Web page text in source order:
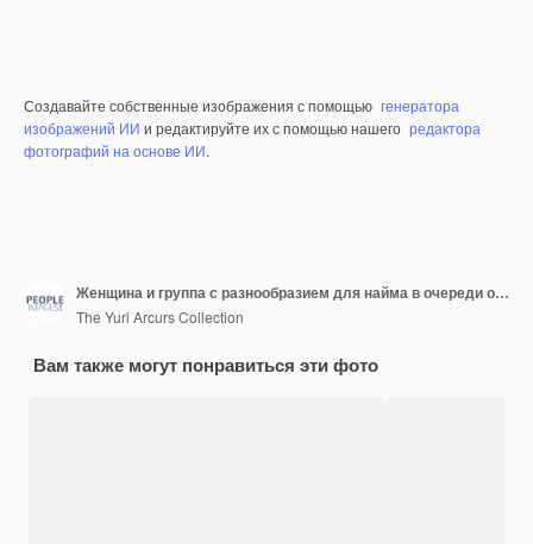
Создавайте собственные изображения с помощью генератора
изображений ИИ и редактируйте их с помощью нашего редактора
фотографий на основе ИИ.
Женщина и группа с разнообразием для найма в очереди ожидают и счастливы к возможности карьеры Кандидаты на работу и команда по внедрению с улыбкой, уверенностью и процессом собеседования в компании
The Yuri Arcurs Collection
Вам также могут понравиться эти фото